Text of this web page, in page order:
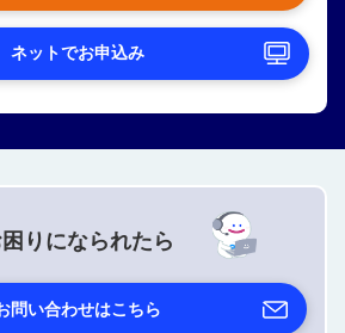
ネットでお申込み
りになられたら
問い合わせはこちら